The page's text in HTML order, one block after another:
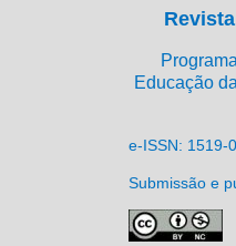
Educação
e-ISSN: 1519-
Submissão e